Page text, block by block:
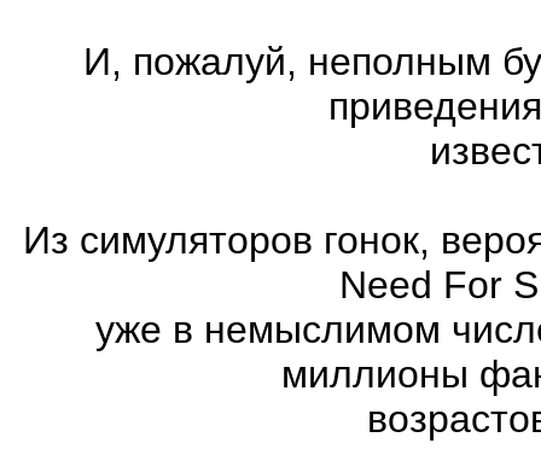
И, пожалуй, неполным
Из симуляторов гонок,
Need For
уже в немыслимом
миллионы